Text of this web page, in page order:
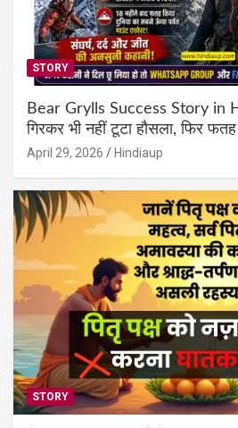
STORY
Bear Grylls Success Story in
गिरकर भी नहीं टूटा हौसला, फिर
April 29, 2026 Hindiaup
STORY